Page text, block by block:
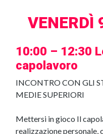
VENERDÌ
10:00 – 12:30
capolavoro
INCONTRO CON GLI
MEDIE SUPERIORI
Mettersi in gioco Il
realizzazione